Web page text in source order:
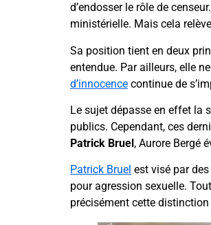
d’endosser le rôle de
ministérielle. Mais cela
Sa position tient en deux
entendue. Par ailleurs, elle
d’innocence continue de
Le sujet dépasse en effet la
publics. Cependant, ces
Patrick Bruel, Aurore Bergé
Patrick Bruel est visé par
pour agression sexuelle.
précisément cette